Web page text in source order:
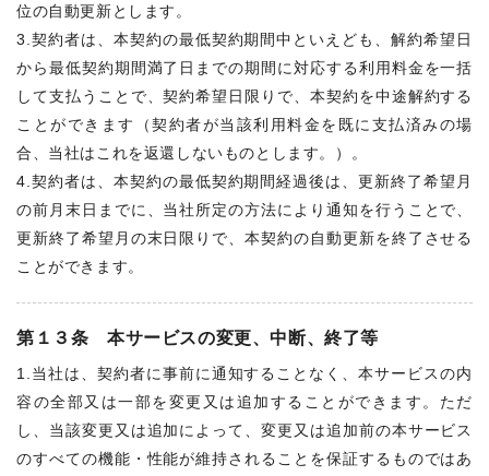
位の自動更新とします。
3.契約者は、本契約の最低契約期間中といえども、解約希望日
から最低契約期間満了日までの期間に対応する利用料金を一括
して支払うことで、契約希望日限りで、本契約を中途解約する
ことができます（契約者が当該利用料金を既に支払済みの場
合、当社はこれを返還しないものとします。）。
4.契約者は、本契約の最低契約期間経過後は、更新終了希望月
の前月末日までに、当社所定の方法により通知を行うことで、
更新終了希望月の末日限りで、本契約の自動更新を終了させる
ことができます。
第１３条 本サービスの変更、中断、終了等
1.当社は、契約者に事前に通知することなく、本サービスの内
容の全部又は一部を変更又は追加することができます。ただ
し、当該変更又は追加によって、変更又は追加前の本サービス
のすべての機能・性能が維持されることを保証するものではあ